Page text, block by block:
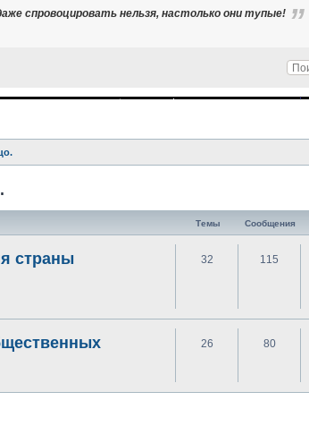
спровоцировать нельзя, настолько они тупые!
Темы Сообщения
страны 32 115
26 80